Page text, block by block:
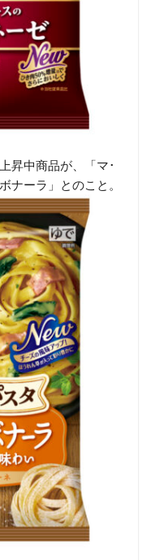
昇中商品が、「マ･
ーラ」とのこと。